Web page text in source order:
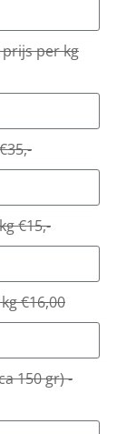
prijs per kg
€15,-
€16,00
150 gr) -